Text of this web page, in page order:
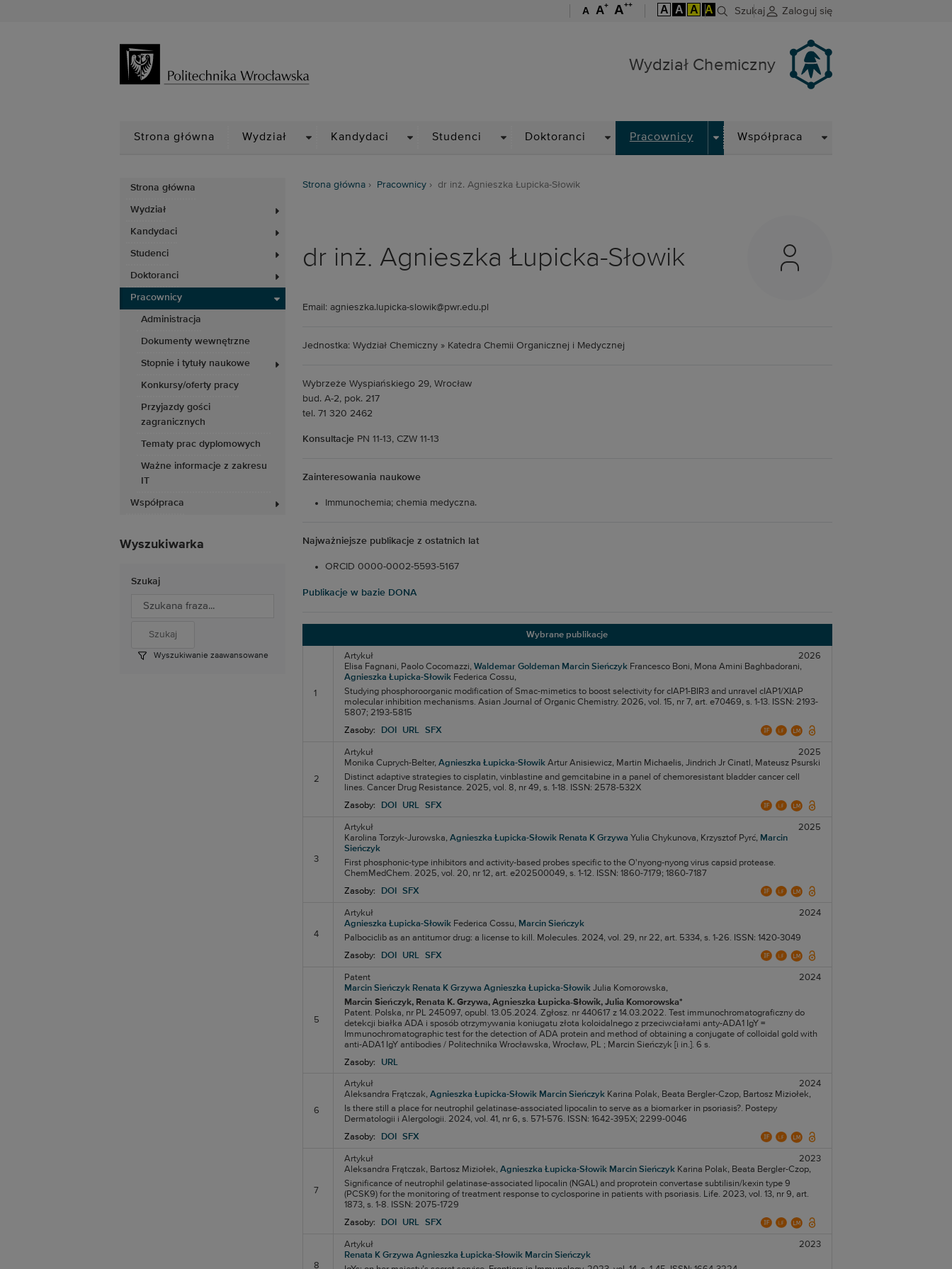
A A+ A++ A A A A Szukaj Zaloguj się
Wydział Chemiczny
Strona główna Wydział Kandydaci Studenci Doktoranci Pracownicy
DROPDOWN
Współpraca
Strona główna
Wydział
Kandydaci
Studenci
Doktoranci
Pracownicy
Administracja
Dokumenty wewnętrzne
Stopnie i tytuły naukowe
Konkursy/oferty pracy
Przyjazdy gości
zagranicznych
Tematy prac dyplomowych
Ważne informacje z zakresu
IT
Współpraca
Wyszukiwarka
Szukaj
Wyszukiwanie zaawansowane
Strona główna Pracownicy dr inż. Agnieszka Łupicka-Słowik
dr inż. Agnieszka Łupicka-Słowik
Email: agnieszka.lupicka-slowik@pwr.edu.pl
Jednostka: Wydział Chemiczny » Katedra Chemii Organicznej i Medycznej
Wybrzeże Wyspiańskiego 29, Wrocław
bud. A-2, pok. 217
tel. 71 320 2462
Konsultacje PN 11-13, CZW 11-13
Zainteresowania naukowe
Immunochemia; chemia medyczna.
Najważniejsze publikacje z ostatnich lat
ORCID 0000-0002-5593-5167
Publikacje w bazie DONA
Wybrane publikacje
1
Artykuł
2026
Elisa Fagnani, Paolo Cocomazzi, Waldemar Goldeman Marcin Sieńczyk Francesco Boni, Mona Amini Baghbadorani,
Agnieszka Łupicka-Słowik Federica Cossu,
Studying phosphoroorganic modification of Smac-mimetics to boost selectivity for cIAP1-BIR3 and unravel cIAP1/XIAP
molecular inhibition mechanisms. Asian Journal of Organic Chemistry. 2026, vol. 15, nr 7, art. e70469, s. 1-13. ISSN: 2193-
5807; 2193-5815
Zasoby:
DOI URL SFX
2
Artykuł
2025
Monika Cuprych-Belter, Agnieszka Łupicka-Słowik Artur Anisiewicz, Martin Michaelis, Jindrich Jr Cinatl, Mateusz Psurski
Distinct adaptive strategies to cisplatin, vinblastine and gemcitabine in a panel of chemoresistant bladder cancer cell
lines. Cancer Drug Resistance. 2025, vol. 8, nr 49, s. 1-18. ISSN: 2578-532X
Zasoby:
DOI URL SFX
3
Artykuł
2025
Karolina Torzyk-Jurowska, Agnieszka Łupicka-Słowik Renata K Grzywa Yulia Chykunova, Krzysztof Pyrć, Marcin
Sieńczyk
First phosphonic‐type inhibitors and activity‐based probes specific to the O'nyong‐nyong virus capsid protease.
ChemMedChem. 2025, vol. 20, nr 12, art. e202500049, s. 1-12. ISSN: 1860-7179; 1860-7187
Zasoby:
DOI SFX
4
Artykuł
2024
Agnieszka Łupicka-Słowik Federica Cossu, Marcin Sieńczyk
Palbociclib as an antitumor drug: a license to kill. Molecules. 2024, vol. 29, nr 22, art. 5334, s. 1-26. ISSN: 1420-3049
Zasoby:
DOI URL SFX
5
Patent
2024
Marcin Sieńczyk Renata K Grzywa Agnieszka Łupicka-Słowik Julia Komorowska,
Marcin Sieńczyk, Renata K. Grzywa, Agnieszka Łupicka-Słowik, Julia Komorowska*
Patent. Polska, nr PL 245097, opubl. 13.05.2024. Zgłosz. nr 440617 z 14.03.2022. Test immunochromatograficzny do
detekcji białka ADA i sposób otrzymywania koniugatu złota koloidalnego z przeciwciałami anty-ADA1 IgY =
Immunochromatographic test for the detection of ADA protein and method of obtaining a conjugate of colloidal gold with
anti-ADA1 IgY antibodies / Politechnika Wrocławska, Wrocław, PL ; Marcin Sieńczyk [i in.]. 6 s.
Zasoby:
URL
6
Artykuł
2024
Aleksandra Frątczak, Agnieszka Łupicka-Słowik Marcin Sieńczyk Karina Polak, Beata Bergler-Czop, Bartosz Miziołek,
Is there still a place for neutrophil gelatinase-associated lipocalin to serve as a biomarker in psoriasis?. Postepy
Dermatologii i Alergologii. 2024, vol. 41, nr 6, s. 571-576. ISSN: 1642-395X; 2299-0046
Zasoby:
DOI SFX
7
Artykuł
2023
Aleksandra Frątczak, Bartosz Miziołek, Agnieszka Łupicka-Słowik Marcin Sieńczyk Karina Polak, Beata Bergler-Czop,
Significance of neutrophil gelatinase-associated lipocalin (NGAL) and proprotein convertase subtilisin/kexin type 9
(PCSK9) for the monitoring of treatment response to cyclosporine in patients with psoriasis. Life. 2023, vol. 13, nr 9, art.
1873, s. 1-8. ISSN: 2075-1729
Zasoby:
DOI URL SFX
8
Artykuł
2023
Renata K Grzywa Agnieszka Łupicka-Słowik Marcin Sieńczyk